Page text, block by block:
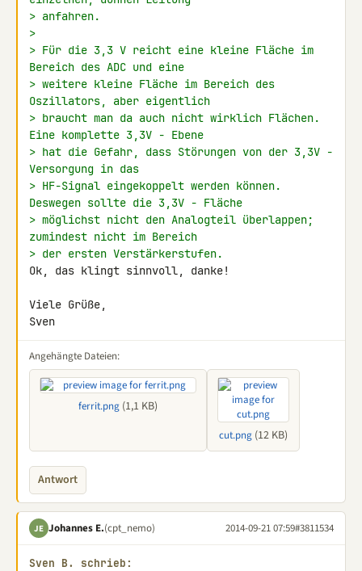
> anfahren.
>
> Für die 3,3 V reicht eine kleine Fläche im
Bereich des ADC und eine
> weitere kleine Fläche im Bereich des
Oszillators, aber eigentlich
> braucht man da auch nicht wirklich Flächen.
Eine komplette 3,3V - Ebene
> hat die Gefahr, dass Störungen von der 3,3V -
Versorgung in das
> HF-Signal eingekoppelt werden können.
Deswegen sollte die 3,3V - Fläche
> möglichst nicht den Analogteil überlappen;
zumindest nicht im Bereich
> der ersten Verstärkerstufen.
Ok, das klingt sinnvoll, danke!
Viele Grüße,
Sven
Angehängte Dateien:
ferrit.png (1,1 KB)
cut.png (12 KB)
Antwort
JE Johannes E.(cpt_nemo) 2014-09-21 07:59#3811534
Sven B. schrieb: